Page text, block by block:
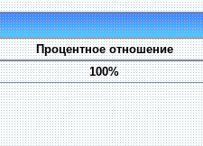
Процентное отношение
100%